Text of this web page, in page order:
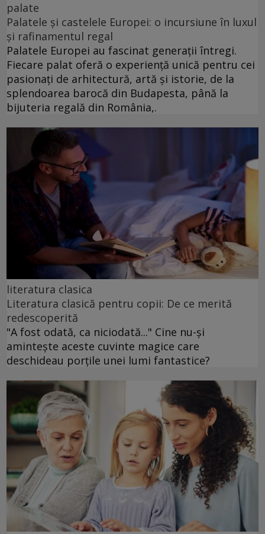
palate
Palatele și castelele Europei: o incursiune în luxul
și rafinamentul regal
Palatele Europei au fascinat generații întregi.
Fiecare palat oferă o experiență unică pentru cei
pasionați de arhitectură, artă și istorie, de la
splendoarea barocă din Budapesta, până la
bijuteria regală din România,.
literatura clasica
Literatura clasică pentru copii: De ce merită
redescoperită
"A fost odată, ca niciodată..." Cine nu-și
amintește aceste cuvinte magice care
deschideau porțile unei lumi fantastice?